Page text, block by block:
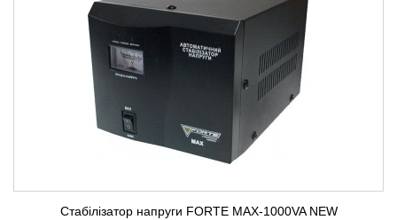
Стабілізатор напруги FORTE MAX-1000VA NEW